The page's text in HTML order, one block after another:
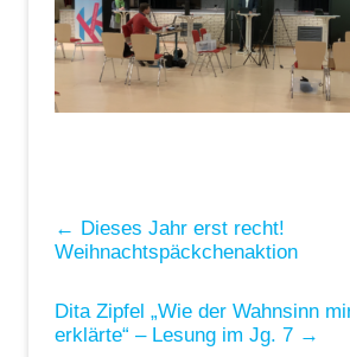
← Dieses Jahr erst recht!
Weihnachtspäckchenaktion
Dita Zipfel „Wie der Wahnsinn
erklärte“ – Lesung im Jg. 7 →